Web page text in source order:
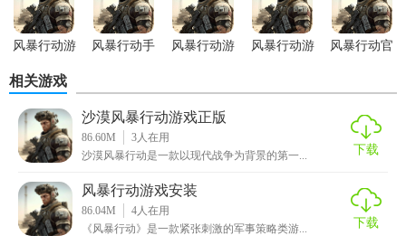
2. 丰富的武器装备：从手枪到火箭筒，从轻型坦克到重型轰
炸机，游戏内提供了大量的武器装备供玩家选择和升级。
3. 复杂的战场环境：游戏内设有多种地形和天气条件，如沙
战斗增添了更多的不确定性和挑战性。
4. 深度的策略系统：游戏内设有复杂的策略系统，玩家需要
制定详细的战术计划，包括兵力部署、进攻路线、防御策略
等，才能取得战斗的胜利。
风暴行动游
版
风暴行动手
风暴行动游
风暴行动游
风暴行动官
相关游戏
沙漠风暴行动游戏正版
86.60M 3 人在用
沙漠风暴行动是一款以现代战争为背景的第一...
下载
风暴行动游戏安装
86.04M 4 人在用
《风暴行动》是一款紧张刺激的军事策略类游...
下载